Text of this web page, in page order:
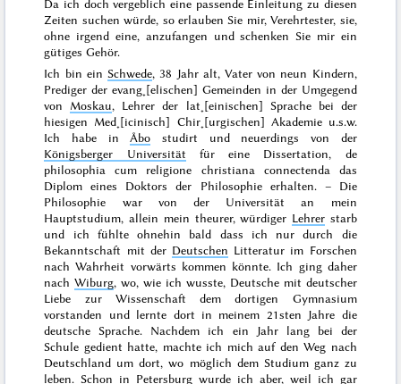
Da ich doch vergeblich eine passende Einleitung zu diesen
Zeiten suchen würde, so erlauben Sie mir, Verehrtester, sie,
ohne irgend eine, anzufangen und schenken Sie mir ein
gütiges Gehör.
Ich bin ein Schwede, 38 Jahr alt, Vater von neun Kindern,
Prediger der evang˖[elischen] Gemeinden in der Umgegend
von Moskau, Lehrer der lat˖[einischen] Sprache bei der
hiesigen Med˖[icinisch] Chir˖[urgischen] Akademie u.s.w.
Ich habe inÅbo studirt und neuerdings von der
Königsberger Universität für eine Dissertation, de
philosophia cum religione christiana connectenda das
Diplom eines Doktors der Philosophie erhalten. – Die
Philosophie war von der Universität an mein
Hauptstudium, allein mein theurer, würdiger Lehrer starb
und ich fühlte ohnehin bald dass ich nur durch die
Bekanntschaft mit der Deutschen Litteratur im Forschen
nach Wahrheit vorwärts kommen könnte. Ich ging daher
nachWiburg, wo, wie ich wusste, Deutsche mit deutscher
Liebe zur Wissenschaft dem dortigen Gymnasium
vorstanden und lernte dort in meinem 21sten Jahre die
deutsche Sprache. Nachdem ich ein Jahr lang bei der
Schule gedient hatte, machte ich mich auf den Weg nach
Deutschland um dort, wo möglich dem Studium ganz zu
leben. Schon in Petersburg wurde ich aber, weil ich gar